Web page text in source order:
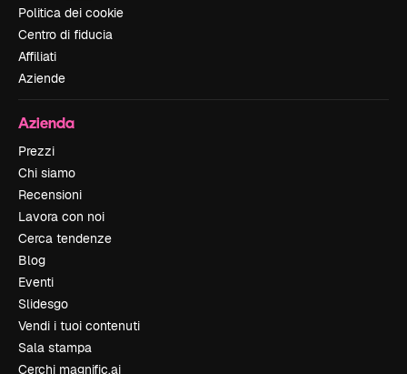
Politica dei cookie
Centro di fiducia
Affiliati
Aziende
Azienda
Prezzi
Chi siamo
Recensioni
Lavora con noi
Cerca tendenze
Blog
Eventi
Slidesgo
Vendi i tuoi contenuti
Sala stampa
Cerchi magnific.ai